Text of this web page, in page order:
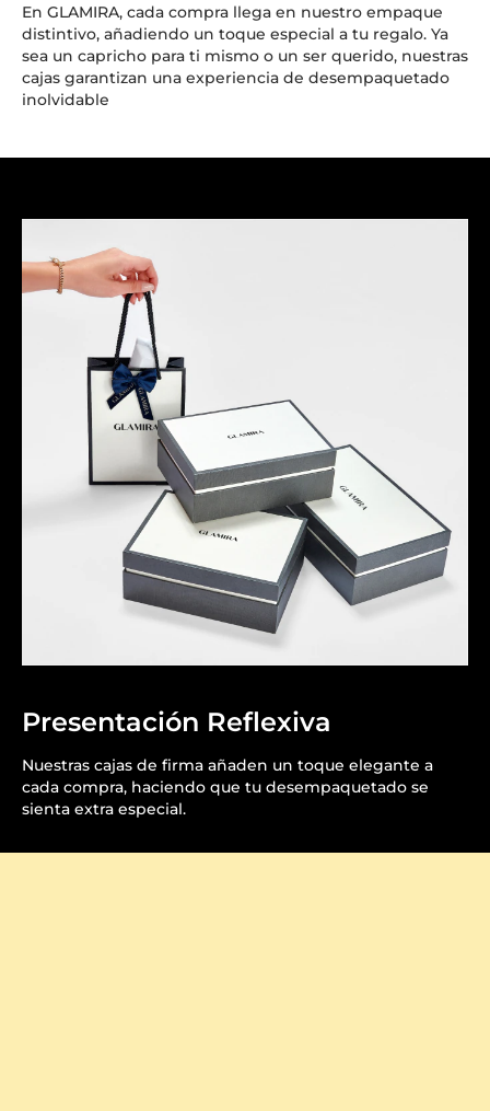
En GLAMIRA, cada compra llega en nuestro empaque
distintivo, añadiendo un toque especial a tu regalo. Ya
sea un capricho para ti mismo o un ser querido, nuestras
cajas garantizan una experiencia de desempaquetado
inolvidable
Presentación Reflexiva
Nuestras cajas de firma añaden un toque elegante a
cada compra, haciendo que tu desempaquetado se
sienta extra especial.